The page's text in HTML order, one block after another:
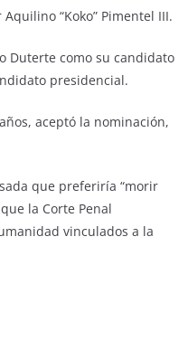
“Koko” Pimentel III.
Duterte como su candidato
presidencial.
aceptó la nominación,
que preferiría “morir
la Corte Penal
vinculados a la